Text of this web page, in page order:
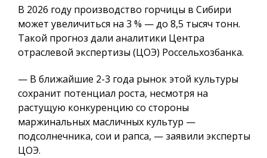
В 2026 году производство горчицы в Сибири
может увеличиться на 3 % — до 8,5 тысяч тонн.
Такой прогноз дали аналитики Центра
отраслевой экспертизы (ЦОЭ) Россельхозбанка.
— В ближайшие 2-3 года рынок этой культуры
сохранит потенциал роста, несмотря на
растущую конкуренцию со стороны
маржинальных масличных культур —
подсолнечника, сои и рапса, — заявили эксперты
ЦОЭ.